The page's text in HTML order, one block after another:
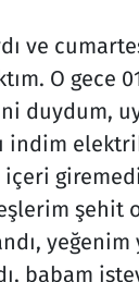
ve
O gece
duydum,
indim
içeri
şehit
yeğenim
babam